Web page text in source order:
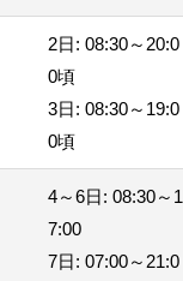
2日: 08:30～20:0
0頃
3日: 08:30～19:0
0頃
4～6日: 08:30～1
7:00
7日: 07:00～21:0